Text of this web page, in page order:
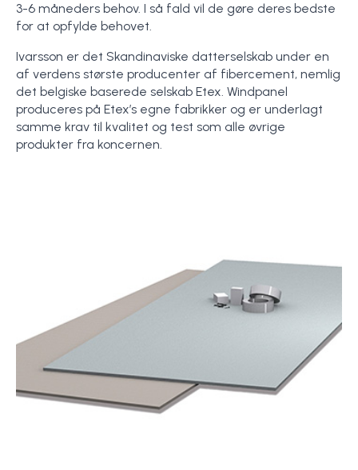
3-6 måneders behov. I så fald vil de gøre deres bedste
for at opfylde behovet.
Ivarsson er det Skandinaviske datterselskab under en
af verdens største producenter af fibercement, nemlig
det belgiske baserede selskab Etex. Windpanel
produceres på Etex’s egne fabrikker og er underlagt
samme krav til kvalitet og test som alle øvrige
produkter fra koncernen.